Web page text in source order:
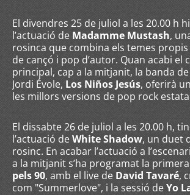
El divendres 25 de juliol a les 20.00 h
l’actuació de Madamme Mustash,
rosinca que combina els temes
de cançó i pop d’autor. Quan acabi el
principal, cap a la mitjanit, la banda
Jordi Évole, Los Niños Jesús, oferirà
les millors versions de pop rock
El dissabte 26 de juliol a les 20.00 h,
l’actuació deWhite Shadow, un duet
rosinc. En acabar l’actuació a
a la mitjanit s’ha programat la
pels 90, amb el live de David Tavaré,
com "Summerlove", i la sessió deYo